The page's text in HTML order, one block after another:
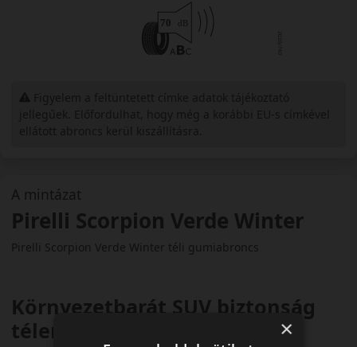
A mintázat
Pirelli Scorpion Verde Winter
Pirelli Scorpion Verde Winter téli gumiabroncs
Környezetbarát SUV biztonság
télen
×